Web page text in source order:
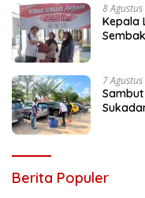
8
Kepala
7
Sambut
Berita Populer